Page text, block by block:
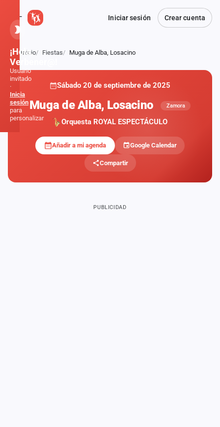
Iniciar sesión Crear cuenta
Atrás
Inicio Fiestas Muga de Alba, Losacino
Sábado 20 de septiembre de 2025
Muga de Alba, Losacino Zamora
Orquesta ROYAL ESPECTÁCULO
Añadir a mi agenda Google Calendar
Compartir
PUBLICIDAD
¡Hola,
Verbener@!
Usuario
invitado
·
Inicia
sesión
para
personalizar